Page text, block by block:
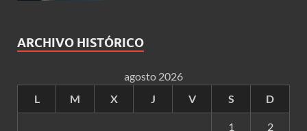
ARCHIVO HISTÓRICO
agosto 2026
L
M X J V S D
1 2